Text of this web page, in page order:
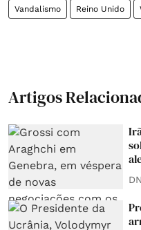
Vandalismo Reino Unido
Artigos